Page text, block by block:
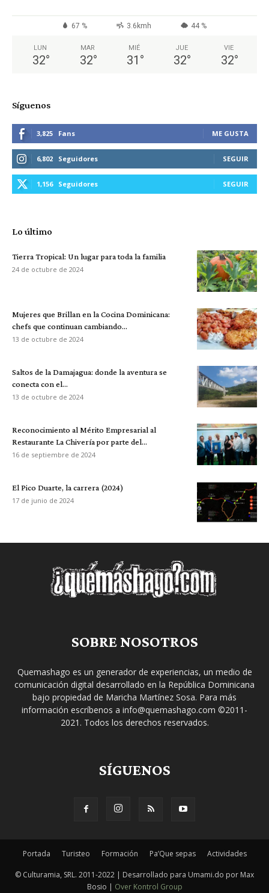
67 % 3.6kmh 44 %
LUN
32°
MAR
32°
MIÉ
31 °
JUE
32°
VIE
32°
Síguenos
3,825 Fans ME GUSTA
6,802 Seguidores SEGUIR
1,156 Seguidores SEGUIR
Lo último
Tierra Tropical: Un lugar para toda la familia
24 de octubre de 2024
Mujeres que Brillan en la Cocina Dominicana:
chefs que continuan cambiando...
13 de octubre de 2024
Saltos de la Damajagua: donde la aventura se
conecta con el...
13 de octubre de 2024
Reconocimiento al Mérito Empresarial al
Restaurante La Chivería por parte del...
16 de septiembre de 2024
El Pico Duarte, la carrera (2024)
17 de junio de 2024
SOBRE NOSOTROS
Quemashago es un generador de experiencias, un medio de
comunicación digital desarrollado en la República Dominicana
bajo propiedad de Maricha Martínez Sosa. Para más
información escríbenos a info@quemashago.com ©2011-
2021. Todos los derechos reservados.
SÍGUENOS
Portada Turisteo Formación Pa’Que sepas Actividades
© Culturamia, SRL. 2011-2022 | Desarrollado para Umami.do por Max
Bosio | Over Kontrol Group